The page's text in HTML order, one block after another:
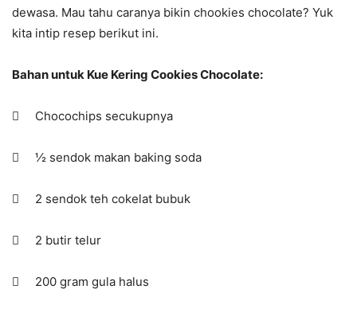
dewasa. Mau tahu caranya bikin chookies chocolate? Yuk
kita intip resep berikut ini.
Bahan untuk Kue Kering Cookies Chocolate:
 Chocochips secukupnya
 ½ sendok makan baking soda
 2 sendok teh cokelat bubuk
 2 butir telur
 200 gram gula halus